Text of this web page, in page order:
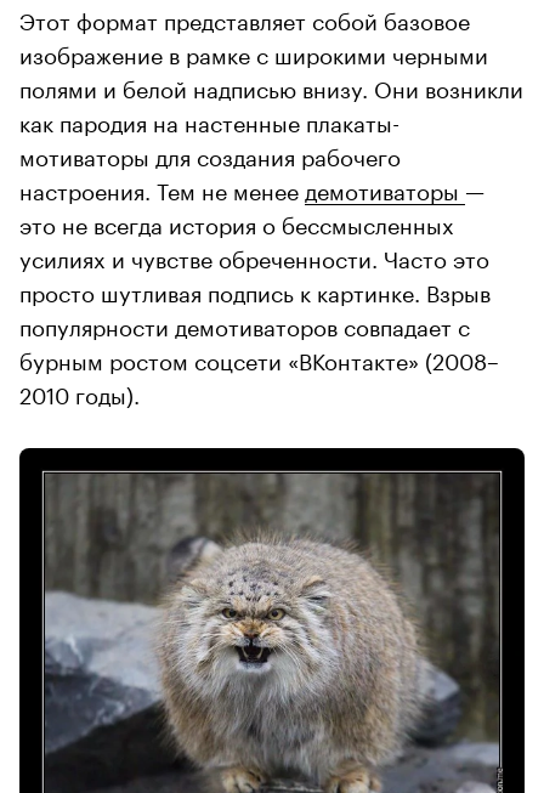
Этот формат представляет собой базовое
изображение в рамке с широкими черными
полями и белой надписью внизу. Они возникли
как пародия на настенные плакаты-
мотиваторы для создания рабочего
настроения. Тем не менее демотиваторы —
это не всегда история о бессмысленных
усилиях и чувстве обреченности. Часто это
просто шутливая подпись к картинке. Взрыв
популярности демотиваторов совпадает с
бурным ростом соцсети «ВКонтакте» (2008–
2010 годы).